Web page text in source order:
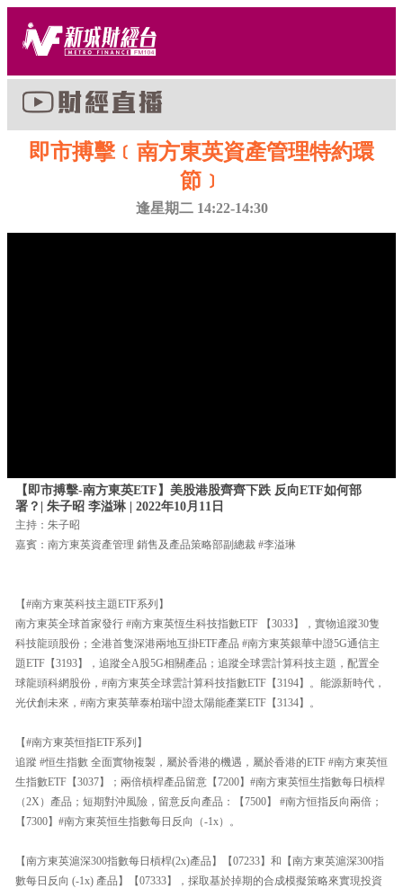
即市搏擊﹝南方東英資產管理特約環
節﹞
逢星期二 14:22-14:30
【即市搏擊-南方東英ETF】美股港股齊齊下跌 反向ETF如何部
署？| 朱子昭 李溢琳 | 2022年10月11日
主持：朱子昭
嘉賓：南方東英資產管理 銷售及產品策略部副總裁 #李溢琳
【#南方東英科技主題ETF系列】
南方東英全球首家發行 #南方東英恆生科技指數ETF 【3033】，實物追蹤30隻
科技龍頭股份；全港首隻深港兩地互掛ETF產品 #南方東英銀華中證5G通信主
題ETF【3193】，追蹤全A股5G相關產品；追蹤全球雲計算科技主題，配置全
球龍頭科網股份，#南方東英全球雲計算科技指數ETF【3194】。能源新時代，
光伏創未來，#南方東英華泰柏瑞中證太陽能產業ETF【3134】。
【#南方東英恒指ETF系列】
追蹤 #恒生指數 全面實物複製，屬於香港的機遇，屬於香港的ETF #南方東英恒
生指數ETF【3037】；兩倍槓桿產品留意【7200】#南方東英恒生指數每日槓桿
（2X）產品；短期對沖風險，留意反向產品：【7500】 #南方恒指反向兩倍；
【7300】#南方東英恒生指數每日反向（-1x）。
【南方東英滬深300指數每日槓桿(2x)產品】【07233】和【南方東英滬深300指
數每日反向 (-1x) 產品】【07333】，採取基於掉期的合成模擬策略來實現投資